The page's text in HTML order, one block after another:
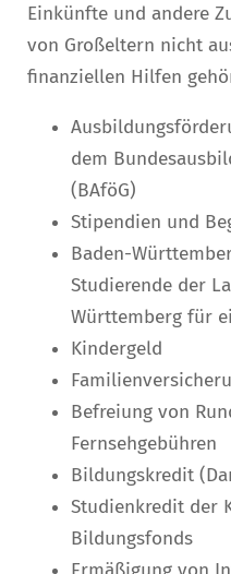
Einkünfte und andere
von Großeltern nicht
finanziellen Hilfen
dem
(BAföG)
Stipendien und
Baden-
Studierende der
Württemberg für
Kindergeld
Befreiung von
Fernsehgebühren
Bildungskredit
Studienkredit der
Bildungsfonds